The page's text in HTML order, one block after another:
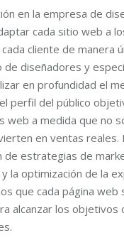
en la empresa de
cada sitio web a
cliente de manera
diseñadores y
en profundidad el
perfil del público
web a medida que no
en ventas reales.
de estrategias de
la optimización de la
que cada página web
alcanzar los objetivos